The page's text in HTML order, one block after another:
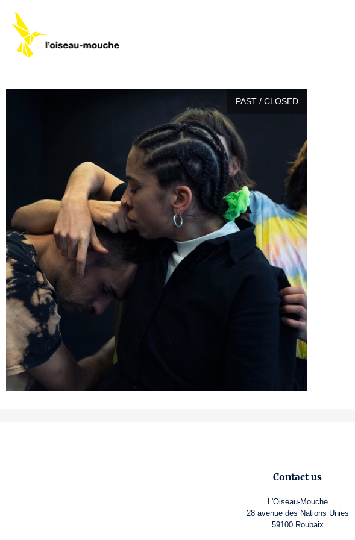
PAST / CLOSED
Contact us
L'Oiseau-Mouche
28 avenue des Nations Unies
59100 Roubaix